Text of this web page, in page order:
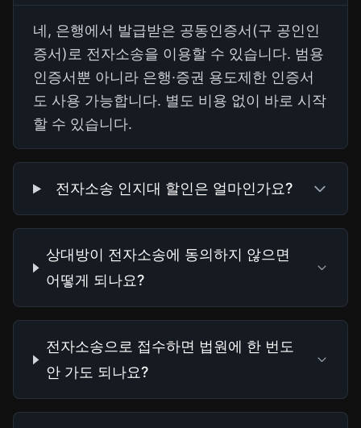
네, 은행에서 발급받은 공동인증서(구 공인인
증서)로 전자소송을 이용할 수 있습니다. 범용
인증서뿐 아니라 은행·증권 용도제한 인증서
도 사용 가능합니다. 별도 비용 없이 바로 시작
할 수 있습니다.
전자소송 인지대 할인은 얼마인가요?
상대방이 전자소송에 동의하지 않으면
어떻게 되나요?
전자소송으로 접수하면 법원에 한 번도
안 가도 되나요?